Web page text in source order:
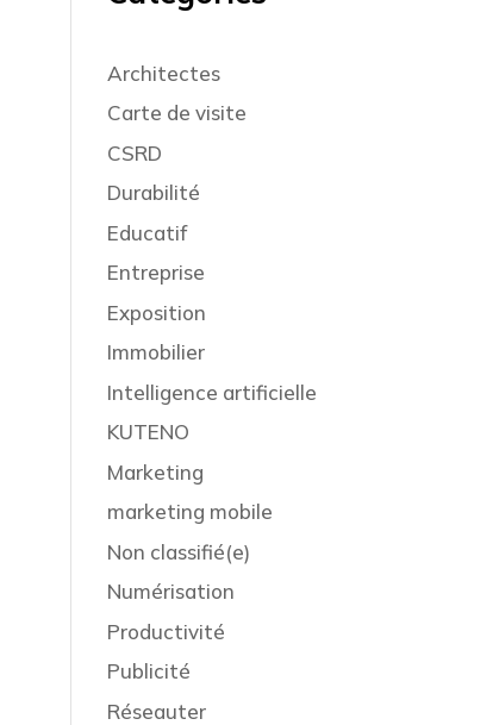
Architectes
Carte de visite
CSRD
Durabilité
Educatif
Entreprise
Exposition
Immobilier
Intelligence artificielle
KUTENO
Marketing
marketing mobile
Non classifié(e)
Numérisation
Productivité
Publicité
Réseauter